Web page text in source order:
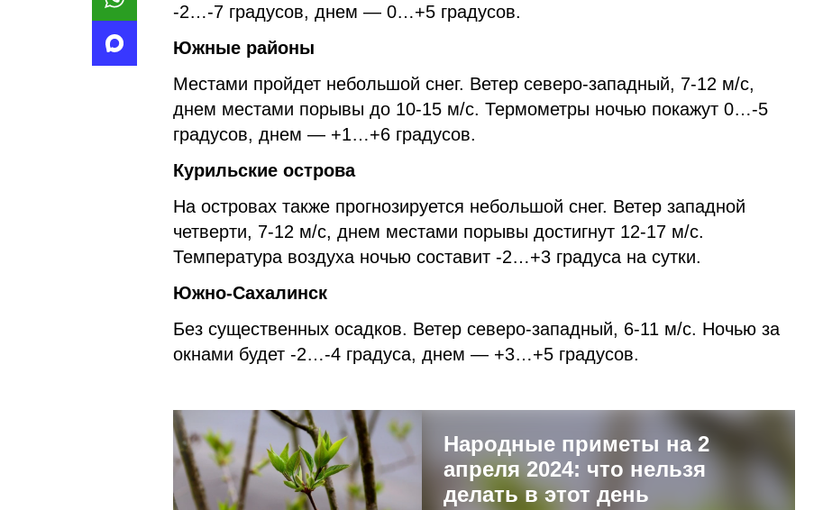
-2…-7 градусов, днем — 0…+5 градусов.
Южные районы
Местами пройдет небольшой снег. Ветер северо-западный, 7-12 м/с,
днем местами порывы до 10-15 м/с. Термометры ночью покажут 0…-5
градусов, днем — +1…+6 градусов.
Курильские острова
На островах также прогнозируется небольшой снег. Ветер западной
четверти, 7-12 м/с, днем местами порывы достигнут 12-17 м/с.
Температура воздуха ночью составит -2…+3 градуса на сутки.
Южно-Сахалинск
Без существенных осадков. Ветер северо-западный, 6-11 м/с. Ночью за
окнами будет -2…-4 градуса, днем — +3…+5 градусов.
Народные приметы на 2
апреля 2024: что нельзя
делать в этот день